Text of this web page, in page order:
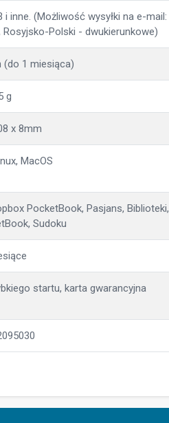
i inne. (Możliwość wysyłki na e-mail:
Polski - dwukierunkowe)
(do 1 miesiąca)
g
x 8mm
MacOS
PocketBook, Pasjans, Biblioteki,
Sudoku
startu, karta gwarancyjna